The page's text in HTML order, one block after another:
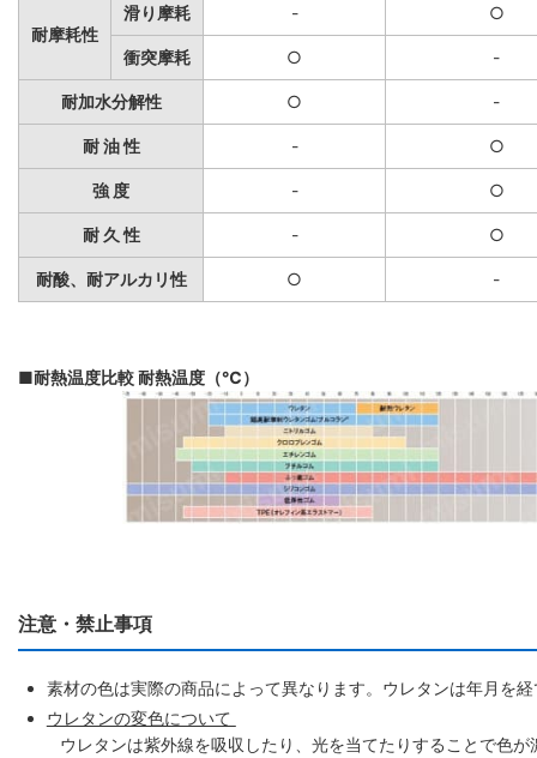
耐摩耗性
滑り摩耗 - ○
衝突摩耗 ○ -
耐加水分解性 ○ -
耐 油 性 - ○
強 度 - ○
耐 久 性 - ○
耐酸、耐アルカリ性 ○ -
■耐熱温度比較 耐熱温度（℃）
注意・禁止事項
素材の色は実際の商品によって異なります。ウレタンは年月を
ウレタンの変色について
ウレタンは紫外線を吸収したり、光を当てたりすることで色